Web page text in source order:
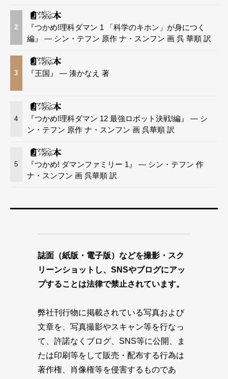
2
『つかめ!理科ダマン 1 「科学のキホン」が身につく
編』 — シン・テフン 原作 ナ・スンフン 画 呉 華順 訳
3 『王国』 — 湊かなえ 著
4
『つかめ!理科ダマン 12 最強ロボット決戦!編』 — シ
ン・テフン 原作 ナ・スンフン 画 呉華順 訳
5
『つかめ! ダマンファミリー 1』 — シン・テフン 作
ナ・スンフン 画 呉華順 訳
誌面（紙版・電子版）などを撮影・スク
リーンショットし、SNSやブログにアッ
プすることは法律で禁止されています。
弊社刊行物に掲載されている写真および
文章を、写真撮影やスキャン等を行なっ
て、許諾なくブログ、SNS等に公開、ま
たは印刷等をして販売・配布する行為は
著作権、肖像権等を侵害するものであ